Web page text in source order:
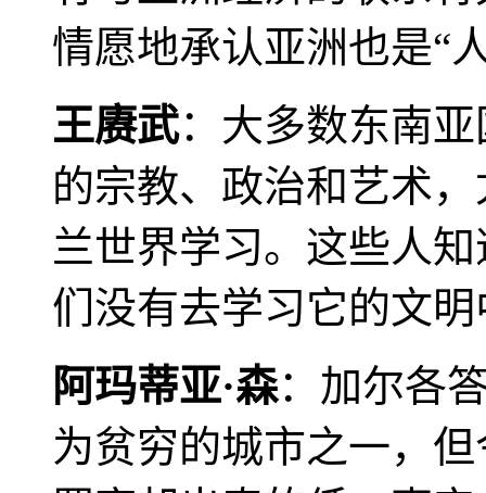
情愿地承认亚洲也是“
王赓武：大多数东南
的宗教、政治和艺术
兰世界学习。这些人
们没有去学习它的文
阿玛蒂亚·森：加尔各
为贫穷的城市之一，